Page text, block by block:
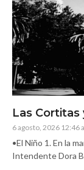
Las Cortitas
6 agosto, 2026 12:46
•El Niño 1. En la
Intendente Dora